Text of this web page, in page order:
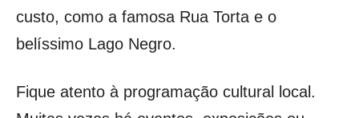
custo, como a famosa Rua Torta e o
belíssimo Lago Negro.
Fique atento à programação cultural local.